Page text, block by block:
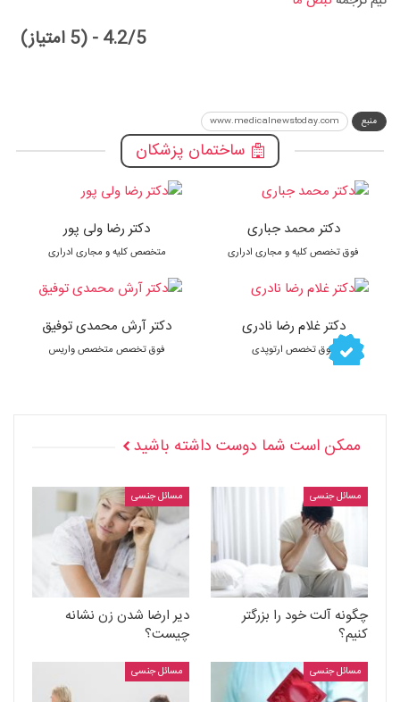
4.2/5 - (5 امتیاز)
منبع www.medicalnewstoday.com
ساختمان پزشکان
دکتر محمد جباری
فوق تخصص کلیه و مجاری ادراری
دکتر غلام رضا نادری
فوق تخصص ارتوپدی
دکتر رضا ولی پور
متخصص کلیه و مجاری ادراری
دکتر آرش محمدی توفیق
فوق تخصص متخصص واریس
ممکن است شما دوست داشته باشید
مسائل جنسی
چگونه آلت خود را بزرگتر
کنیم؟
مسائل جنسی
دیر ارضا شدن زن نشانه
چیست؟
مسائل جنسی مسائل جنسی